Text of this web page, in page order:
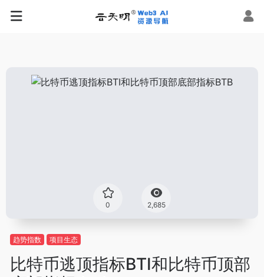
0 2,685
趋势指数 项目生态
比特币逃顶指标BTI和比特币顶部